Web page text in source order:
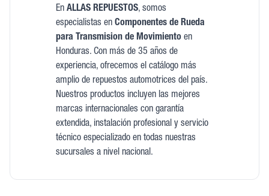
En ALLAS REPUESTOS, somos
especialistas en Componentes de Rueda
para Transmision de Movimientoen
Honduras. Con más de 35 años de
experiencia, ofrecemos el catálogo más
amplio de repuestos automotrices del país.
Nuestros productos incluyen las mejores
marcas internacionales con garantía
extendida, instalación profesional y servicio
técnico especializado en todas nuestras
sucursales a nivel nacional.